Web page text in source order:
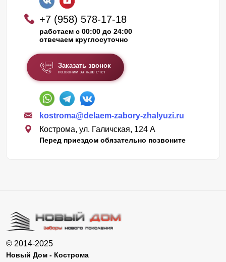
+7 (958) 578-17-18
работаем с 00:00 до 24:00
отвечаем круглосуточно
Заказать звонок
позвоним за наш счет
kostroma@delaem-zabory-zhalyuzi.ru
Кострома, ул. Галичская, 124 А
Перед приездом обязательно позвоните
© 2014-2025
Новый Дом - Кострома